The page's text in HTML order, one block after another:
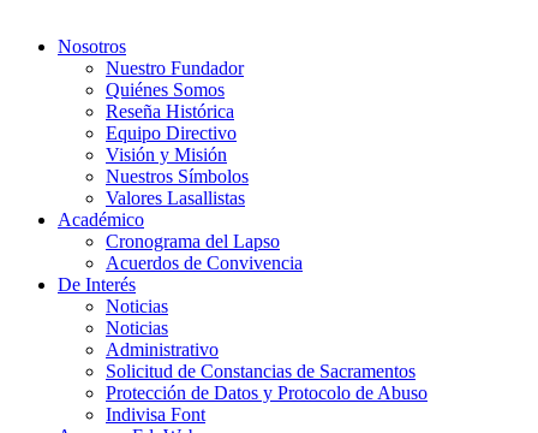
Nosotros
Nuestro Fundador
Quiénes Somos
Reseña Histórica
Equipo Directivo
Visión y Misión
Nuestros Símbolos
Valores Lasallistas
Académico
Cronograma del Lapso
Acuerdos de Convivencia
De Interés
Noticias
Noticias
Administrativo
Solicitud de Constancias de Sacramentos
Protección de Datos y Protocolo de Abuso
Indivisa Font